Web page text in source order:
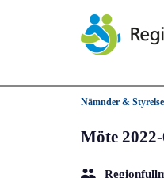
Nämnder &
Möte